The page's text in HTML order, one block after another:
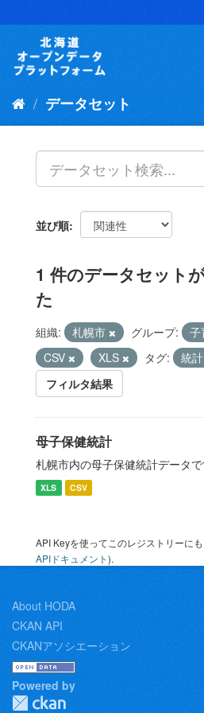
キ
データセット
並び順
1 件のデータセット
た
組織: 札幌市 グループ: 子
CSV
XLS タグ:
統計
フィルタ結果
母子保健統計
札幌市内の母子保健統計データで
XLS CSV
API Keyを使ってこのレジストリーに
APIドキュメント).
About HODA
CKAN API
CKANアソシエーション
Powered by